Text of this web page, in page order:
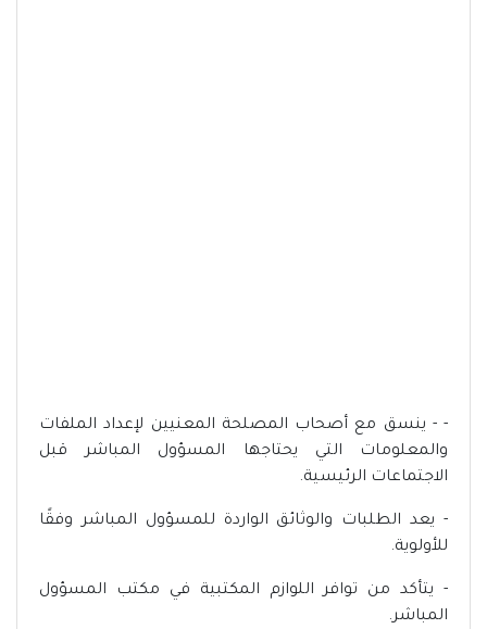
- - ينسق مع أصحاب المصلحة المعنيين لإعداد الملفات
والمعلومات التي يحتاجها المسؤول المباشر قبل
الاجتماعات الرئيسية.
- يعد الطلبات والوثائق الواردة للمسؤول المباشر وفقًا
للأولوية.
- يتأكد من توافر اللوازم المكتبية في مكتب المسؤول
المباشر.